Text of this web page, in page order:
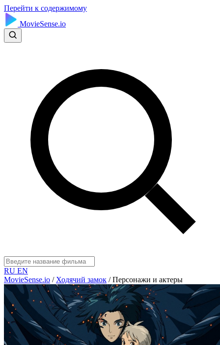
Перейти к содержимому
MovieSense.io
RU EN
MovieSense.io / Ходячий замок / Персонажи и актеры